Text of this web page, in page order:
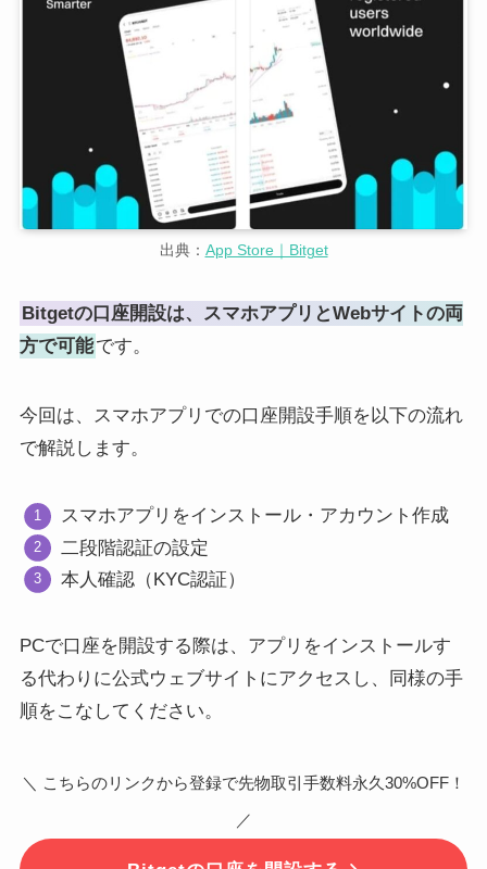
出典： App Store｜Bitget
Bitgetの口座開設は、スマホアプリとWebサイトの両
方で可能です。
今回は、スマホアプリでの口座開設手順を以下の流れ
で解説します。
スマホアプリをインストール・アカウント作成
二段階認証の設定
本人確認（KYC認証）
PCで口座を開設する際は、アプリをインストールす
る代わりに公式ウェブサイトにアクセスし、同様の手
順をこなしてください。
＼ こちらのリンクから登録で先物取引手数料永久30%OFF！
／